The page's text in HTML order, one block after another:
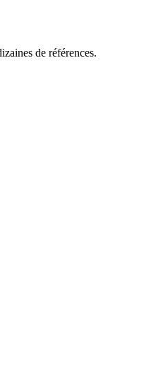
de références.